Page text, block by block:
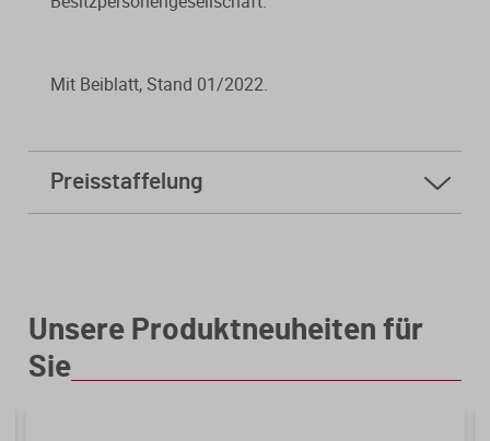
Mit Beiblatt, Stand 01/2022.
Preisstaffelung
Unsere Produktneuheiten für
Sie